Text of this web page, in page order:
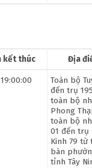
kết thúc Địa
Toàn bộ
đến trụ
toàn bộ
Phong
toàn bộ
01 đến trụ
Kinh 79 từ
bàn
tỉnh Tây